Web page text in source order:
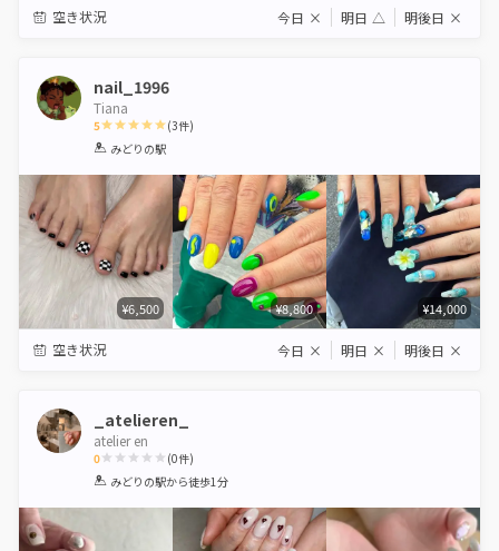
空き状況 今日 × 明日 △ 明後日 ×
nail_1996
Tiana
5
1 2 3 4 5
(3件)
みどりの駅
¥6,500 ¥8,800 ¥14,000
空き状況 今日 × 明日 × 明後日 ×
_atelieren_
atelier en
0
1 2 3 4 5
(0件)
みどりの駅から徒歩1分